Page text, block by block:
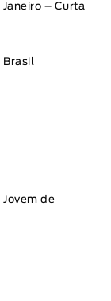
– Curta
Brasil
Jovem de